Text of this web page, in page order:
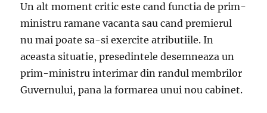
Un alt moment critic este cand functia de prim-
ministru ramane vacanta sau cand premierul
nu mai poate sa-si exercite atributiile. In
aceasta situatie, presedintele desemneaza un
prim-ministru interimar din randul membrilor
Guvernului, pana la formarea unui nou cabinet.